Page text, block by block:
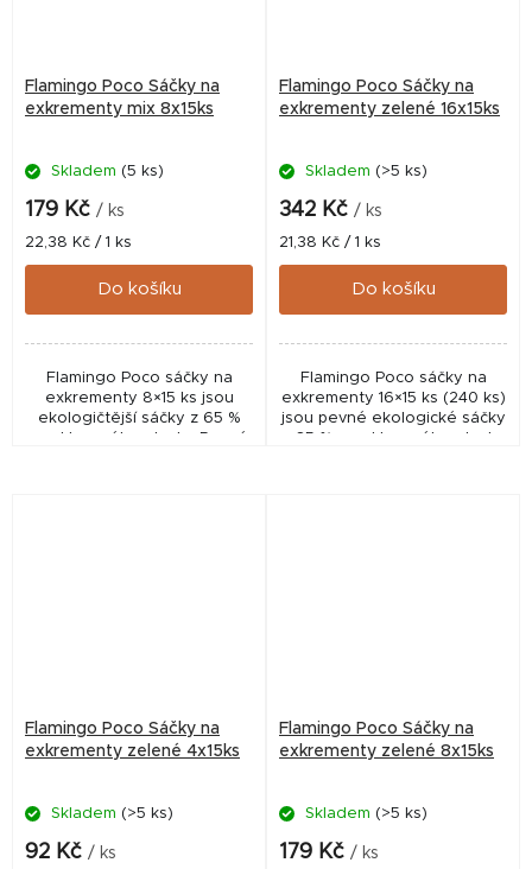
Flamingo Poco Sáčky na
exkrementy mix 8x15ks
Skladem (5 ks)
179 Kč / ks
Měrná
cena:
22,38 Kč / 1 ks
Do košíku
Flamingo Poco sáčky na
exkrementy 8×15 ks jsou
ekologičtější sáčky z 65 %
recyklovaného plastu. Pevné,
Flamingo Poco Sáčky na
exkrementy zelené 16x15ks
Skladem (>5 ks)
342 Kč / ks
Měrná
cena:
21,38 Kč / 1 ks
Do košíku
Flamingo Poco sáčky na
exkrementy 16×15 ks (240 ks)
jsou pevné ekologické sáčky
z 65 % recyklovaného plastu.
Flamingo Poco Sáčky na
exkrementy zelené 4x15ks
Skladem (>5 ks)
92 Kč / ks
Flamingo Poco Sáčky na
exkrementy zelené 8x15ks
Skladem (>5 ks)
179 Kč / ks